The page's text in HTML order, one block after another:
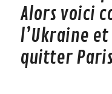
Alors voici
l’Ukraine
quitter